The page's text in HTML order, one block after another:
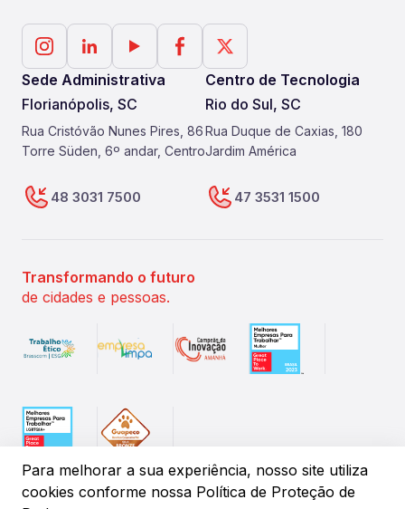
Para melhorar a sua experiência, nosso site utiliza
cookies conforme nossa Política de Proteção de
Sede Administrativa
Florianópolis, SC
Rua Cristóvão Nunes Pires, 86
Torre Süden, 6º andar, Centro
48 3031 7500
Centro de Tecnologia
Rio do Sul, SC
Rua Duque de Caxias, 180
Jardim América
47 3531 1500
Transformando o futuro
de cidades e pessoas.